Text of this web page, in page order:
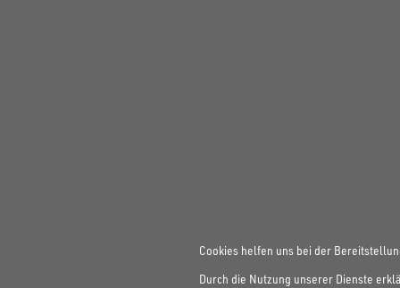
Cookies helfen uns bei der
Durch die Nutzung unserer Dienste